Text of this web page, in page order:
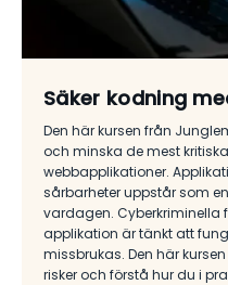
Säker kodning
Den här kursen från
och minska de mest
webbapplikationer.
sårbarheter uppstår som
vardagen. Cyberkriminella
applikation är tänkt att
missbrukas. Den här
risker och förstå hur du i